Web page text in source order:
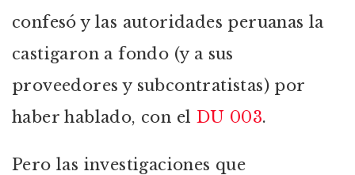
confesó y las autoridades peruanas la
castigaron a fondo (y a sus
proveedores y subcontratistas) por
haber hablado, con el DU 003.
Pero las investigaciones que